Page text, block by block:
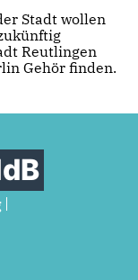
Stadt wollen
Reutlingen
Gehör finden.